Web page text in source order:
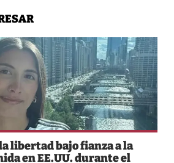
libertad bajo fianza a la
en EE.UU. durante el